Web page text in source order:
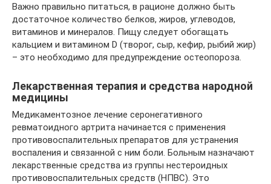
Важно правильно питаться, в рационе должно быть
достаточное количество белков, жиров, углеводов,
витаминов и минералов. Пищу следует обогащать
кальцием и витамином D (творог, сыр, кефир, рыбий жир)
– это необходимо для предупреждение остеопороза.
Лекарственная терапия и средства народной
медицины
Медикаментозное лечение серонегативного
ревматоидного артрита начинается с применения
противовоспалительных препаратов для устранения
воспаления и связанной с ним боли. Больным назначают
лекарственные средства из группы нестероидных
противовоспалительных средств (НПВС). Это